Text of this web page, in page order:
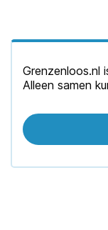
Grenzenloos.nl
Alleen samen